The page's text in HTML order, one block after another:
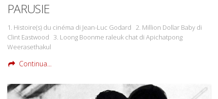
PARUSIE
1. Histoire(s) du cinéma di Jean-Luc Godard 2. Million Dollar Baby di
Clint Eastwood 3. Loong Boonme raleuk chat di Apichatpong
Weerasethakul
Continua...